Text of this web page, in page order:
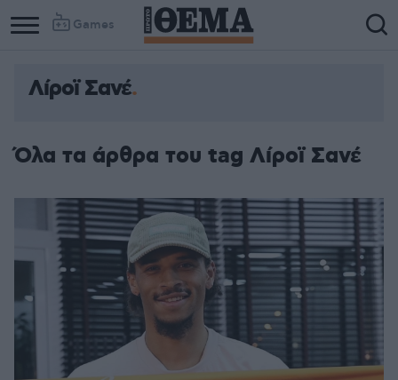
Games
Λίροϊ Σανέ
Όλα τα άρθρα του tag Λίροϊ Σανέ